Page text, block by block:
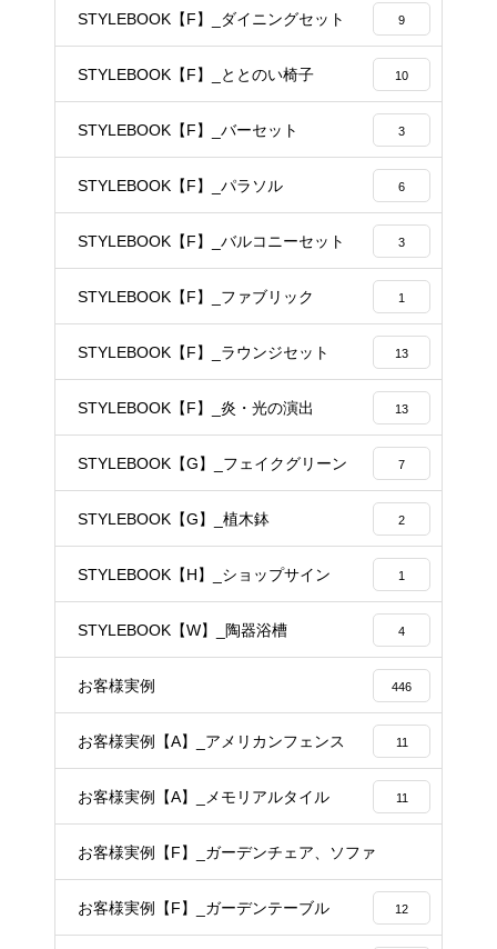
STYLEBOOK【F】_ダイニングセット 9
STYLEBOOK【F】_ととのい椅子 10
STYLEBOOK【F】_バーセット 3
STYLEBOOK【F】_パラソル 6
STYLEBOOK【F】_バルコニーセット 3
STYLEBOOK【F】_ファブリック 1
STYLEBOOK【F】_ラウンジセット 13
STYLEBOOK【F】_炎・光の演出 13
STYLEBOOK【G】_フェイクグリーン 7
STYLEBOOK【G】_植木鉢 2
STYLEBOOK【H】_ショップサイン 1
STYLEBOOK【W】_陶器浴槽 4
お客様実例 446
お客様実例【A】_アメリカンフェンス 11
お客様実例【A】_メモリアルタイル 11
お客様実例【F】_ガーデンチェア、ソファ
14
お客様実例【F】_ガーデンテーブル 12